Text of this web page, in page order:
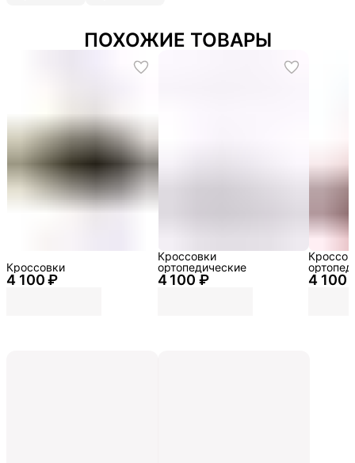
ПОХОЖИЕ ТОВАРЫ
4 100 ₽
Кроссовки
4 100 ₽
Кроссовки
ортопедические
4 100